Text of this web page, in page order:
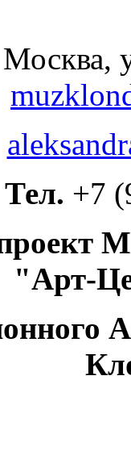
Тел. +7
"Арт-